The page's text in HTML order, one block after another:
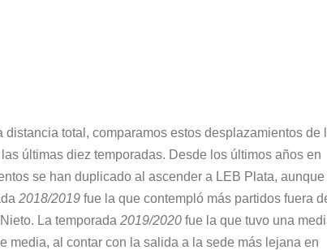
total, comparamos estos desplazamientos de
últimas diez temporadas. Desde los últimos años en
se han duplicado al ascender a LEB Plata, aunque
2018/2019 fue la que contempló más partidos fuera
La temporada 2019/2020 fue la que tuvo una
media, al contar con la salida a la sede más lejana en